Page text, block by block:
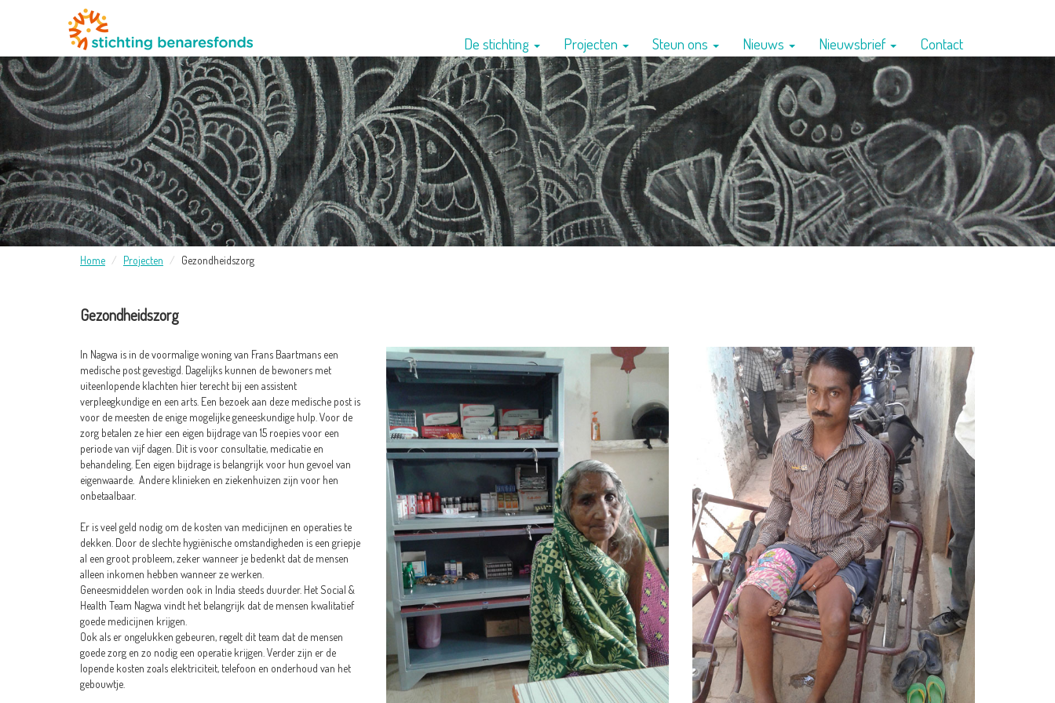
De stichting Projecten Steun ons Nieuws Nieuwsbrief Contact
Home Projecten Gezondheidszorg
Gezondheidszorg
In Nagwa is in de voormalige woning van Frans Baartmans een
medische post gevestigd. Dagelijks kunnen de bewoners met
uiteenlopende klachten hier terecht bij een assistent
verpleegkundige en een arts. Een bezoek aan deze medische post is
voor de meesten de enige mogelijke geneeskundige hulp. Voor de
zorg betalen ze hier een eigen bijdrage van 15 roepies voor een
periode van vijf dagen. Dit is voor consultatie, medicatie en
behandeling. Een eigen bijdrage is belangrijk voor hun gevoel van
eigenwaarde. Andere klinieken en ziekenhuizen zijn voor hen
onbetaalbaar.
Er is veel geld nodig om de kosten van medicijnen en operaties te
dekken. Door de slechte hygiënische omstandigheden is een griepje
al een groot probleem, zeker wanneer je bedenkt dat de mensen
alleen inkomen hebben wanneer ze werken.
Geneesmiddelen worden ook in India steeds duurder. Het Social &
Health Team Nagwa vindt het belangrijk dat de mensen kwalitatief
goede medicijnen krijgen.
Ook als er ongelukken gebeuren, regelt dit team dat de mensen
goede zorg en zo nodig een operatie krijgen. Verder zijn er de
lopende kosten zoals elektriciteit, telefoon en onderhoud van het
gebouwtje.